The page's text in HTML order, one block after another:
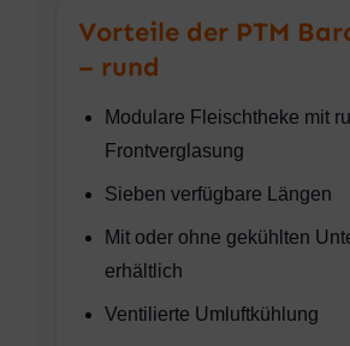
Vorteile der PTM
– rund
Modulare Fleischtheke mit
Frontverglasung
Sieben verfügbare Längen
Mit oder ohne gekühlten
erhältlich
Ventilierte Umluftkühlung